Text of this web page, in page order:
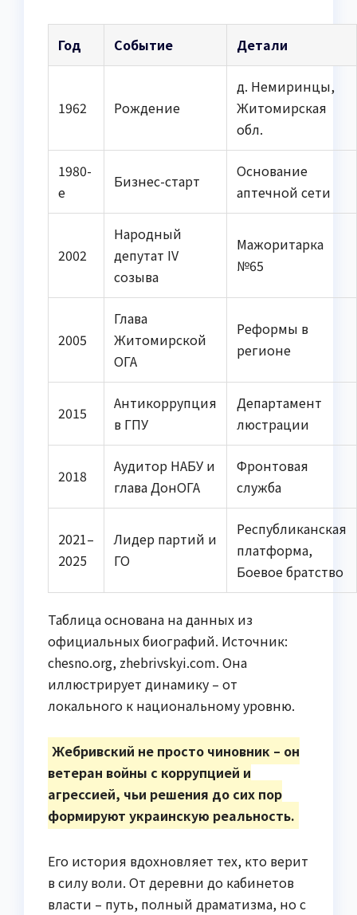
Год Событие Детали
1962 Рождение
д. Немиринцы,
Житомирская
обл.
1980-
е
Бизнес-старт
Основание
аптечной сети
2002
Народный
депутат IV
созыва
Мажоритарка
№65
2005
Глава
Житомирской
ОГА
Реформы в
регионе
2015
Антикоррупция
в ГПУ
Департамент
люстрации
2018
Аудитор НАБУ и
глава ДонОГА
Фронтовая
служба
2021–
2025
Лидер партий и
ГО
Республиканская
платформа,
Боевое братство
Таблица основана на данных из
официальных биографий. Источник:
chesno.org, zhebrivskyi.com. Она
иллюстрирует динамику – от
локального к национальному уровню.
Жебривский не просто чиновник – он
ветеран войны с коррупцией и
агрессией, чьи решения до сих пор
формируют украинскую реальность.
Его история вдохновляет тех, кто верит
в силу воли. От деревни до кабинетов
власти – путь, полный драматизма, но с